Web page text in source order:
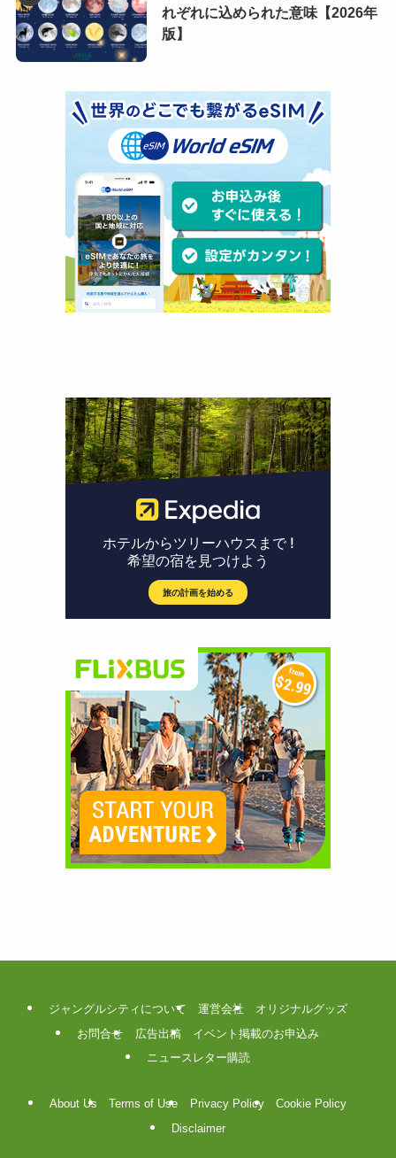
れぞれに込められた意味【2026年
版】
ジャングルシティについて 運営会社
オリジナルグッズ
お問合せ
広告出稿
イベント掲載のお申込み
ニュースレター購読
About Us Terms of Use Privacy Policy
Cookie Policy
Disclaimer